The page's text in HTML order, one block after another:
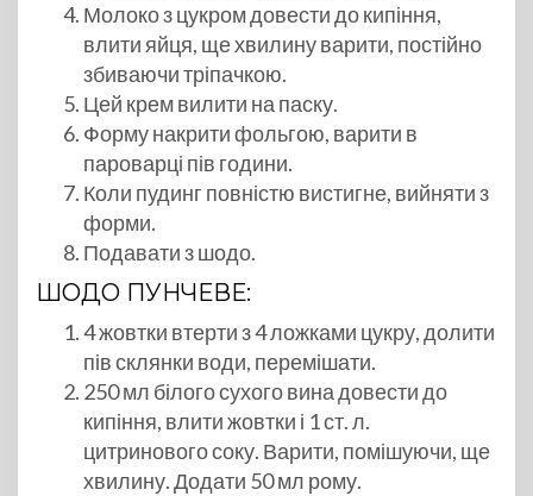
Молоко з цукром довести до кипіння,
влити яйця, ще хвилину варити, постійно
збиваючи тріпачкою.
Цей крем вилити на паску.
Форму накрити фольгою, варити в
пароварці пів години.
Коли пудинг повністю вистигне, вийняти з
форми.
Подавати з шодо.
ШОДО ПУНЧЕВЕ:
4 жовтки втерти з 4 ложками цукру, долити
пів склянки води, перемішати.
250 мл білого сухого вина довести до
кипіння, влити жовтки і 1 ст. л.
цитринового соку. Варити, помішуючи, ще
хвилину. Додати 50 мл рому.